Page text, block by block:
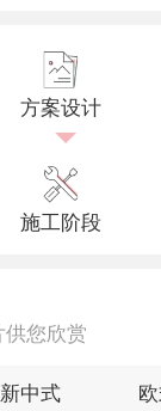
方案设计
施工阶段
您欣赏
新中式